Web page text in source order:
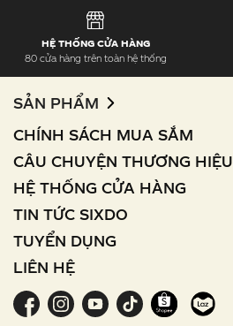
HỆ THỐNG CỬA HÀNG
80 cửa hàng trên toàn hệ thống
SẢN PHẨM
CHÍNH SÁCH MUA SẮM
CÂU CHUYỆN THƯƠNG HIỆU
HỆ THỐNG CỬA HÀNG
TIN TỨC SIXDO
TUYỂN DỤNG
LIÊN HỆ